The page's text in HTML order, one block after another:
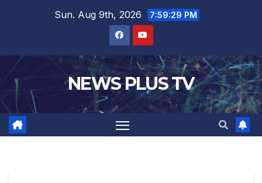
Sun. Aug 9th, 2026 7:59:30 PM
NEWS PLUS TV